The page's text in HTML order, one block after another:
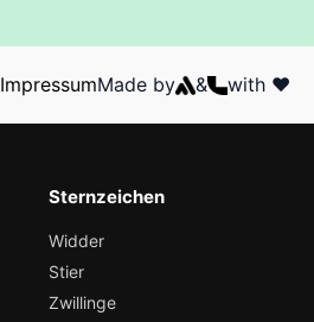
ImpressumMade by & with ❤️
Sternzeichen
Widder
Stier
Zwillinge